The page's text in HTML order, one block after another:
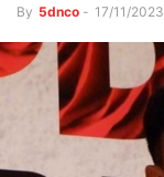
By 5dnco - 17/11/2023